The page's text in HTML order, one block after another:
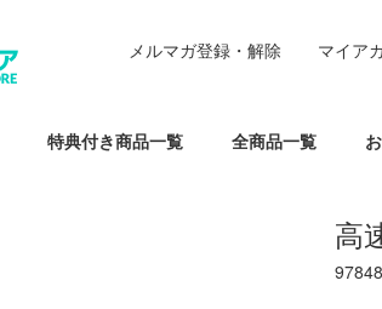
特典付き商品一覧 全商品一覧
メルマガ登録・解除 マイア
高